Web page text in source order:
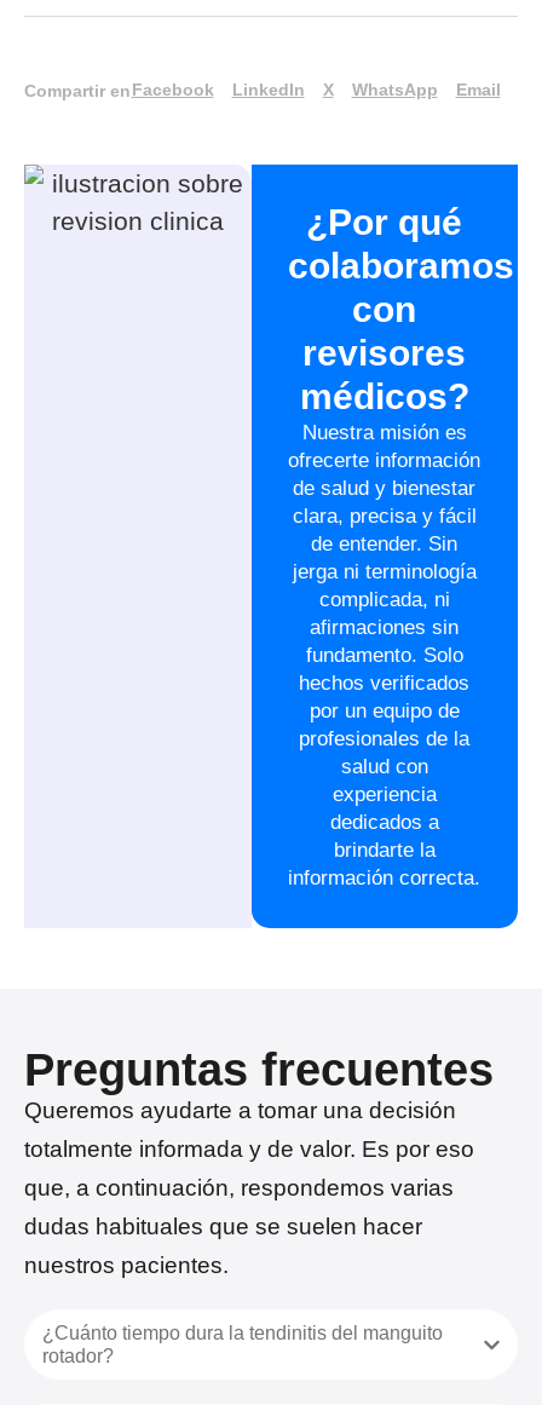
Compartir enFacebook LinkedIn X WhatsApp Email
¿Por qué
colaboramos
con
revisores
médicos?
Nuestra misión es
ofrecerte información
de salud y bienestar
clara, precisa y fácil
de entender. Sin
jerga ni terminología
complicada, ni
afirmaciones sin
fundamento. Solo
hechos verificados
por un equipo de
profesionales de la
salud con
experiencia
dedicados a
brindarte la
información correcta.
Preguntas frecuentes
Queremos ayudarte a tomar una decisión
totalmente informada y de valor. Es por eso
que, a continuación, respondemos varias
dudas habituales que se suelen hacer
nuestros pacientes.
¿Cuánto tiempo dura la tendinitis del manguito
rotador?